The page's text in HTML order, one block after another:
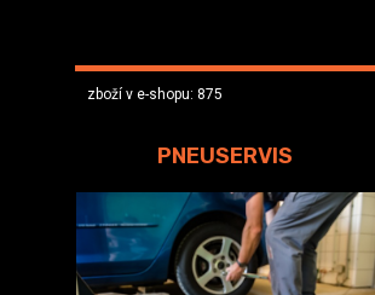
zboží v e-shopu: 875
PNEUSERVIS